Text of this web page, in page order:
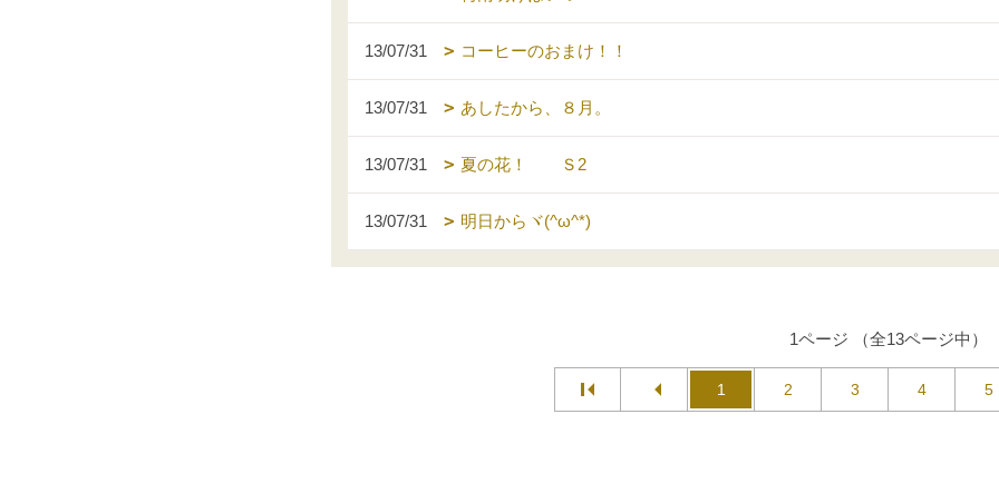
13/07/31 コーヒーのおまけ！！
13/07/31 あしたから、８月。
13/07/31 夏の花！ Ｓ2
13/07/31 明日からヾ(^ω^*)
1ページ （全13ページ中）
1 2 3 4 5